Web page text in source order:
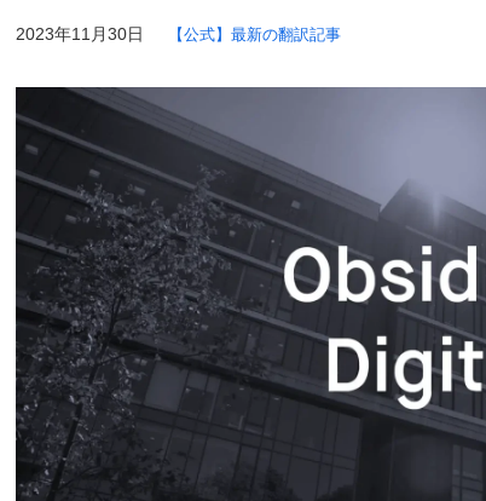
2023年11月30日 【公式】最新の翻訳記事